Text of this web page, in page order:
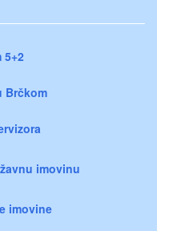
5+2
Brčkom
imovinu
imovine